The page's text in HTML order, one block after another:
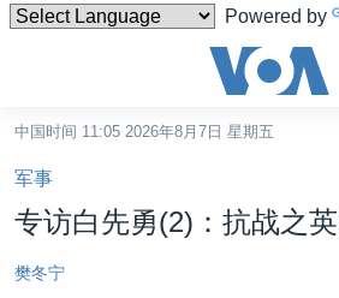
Powered by
碍
链
接
转
中国
台湾
中国时间 11:05 2026年8月7日 星期五
军事
专访白先勇(2)：抗战之
樊冬宁